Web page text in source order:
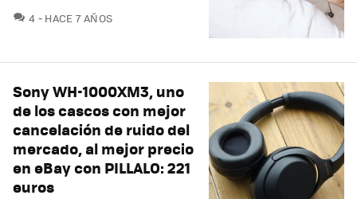
4 COMENTARIOS
HACE 7 AÑOS
Sony WH-1000XM3, uno
de los cascos con mejor
cancelación de ruido del
mercado, al mejor precio
en eBay con PILLALO: 221
euros